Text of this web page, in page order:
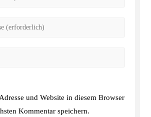
und Website in diesem Browser
Kommentar speichern.